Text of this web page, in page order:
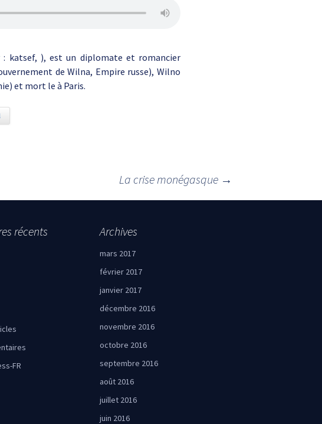
: katsef, ), est un diplomate et romancier
de Wilna, Empire russe), Wilno
et mort le à Paris.
La crise monégasque →
récents Archives
mars 2017
février 2017
janvier 2017
décembre 2016
novembre 2016
octobre 2016
septembre 2016
août 2016
juillet 2016
juin 2016
FR